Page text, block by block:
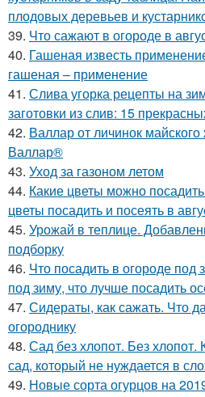
плодовых деревьев и
39. Что сажают в огороде в
40. Гашеная известь
гашеная – применение
41. Слива угорка рецепты на
заготовки из слив: 15
42. Валлар от личинок майского
Валлар®
43. Уход за газоном летом
44. Какие цветы можно
цветы посадить и посеять в
45. Урожай в теплице.
подборку
46. Что посадить в огороде под
под зиму, что лучше посадить
47. Сидераты, как сажать. Что
огороднику
48. Сад без хлопот. Без хлопот.
сад, который не нуждается в
49. Новые сорта огурцов на